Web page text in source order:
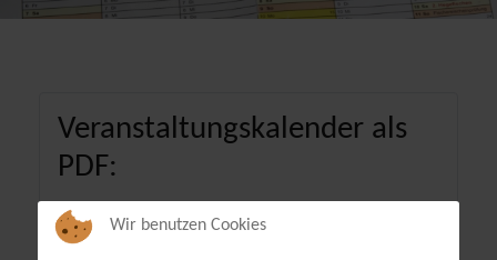
Veranstaltungskalender als
PDF:
Wir benutzen Cookies